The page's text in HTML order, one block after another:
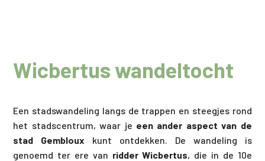
Wicbertus wandeltocht
Een stadswandeling langs de trappen en steegjes rond
het stadscentrum, waar je een ander aspect van de
stad Gembloux kunt ontdekken. De wandeling is
genoemd ter ere van ridder Wicbertus, die in de 10e